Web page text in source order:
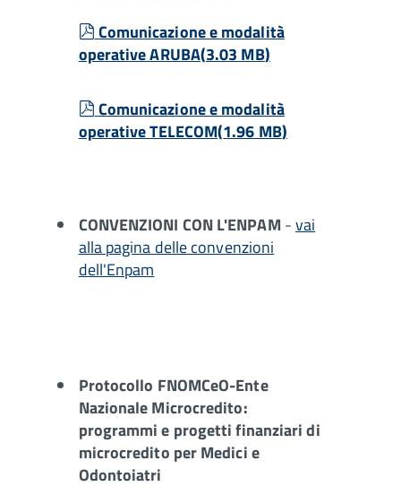
pdf
Comunicazione e modalità
operative ARUBA(3.03 MB)
pdf
Comunicazione e modalità
operative TELECOM(1.96 MB)
CONVENZIONI CON L'ENPAM -vai
alla pagina delle convenzioni
dell'Enpam
Protocollo FNOMCeO-Ente
Nazionale Microcredito:
programmi e progetti finanziari di
microcredito per Medici e
Odontoiatri